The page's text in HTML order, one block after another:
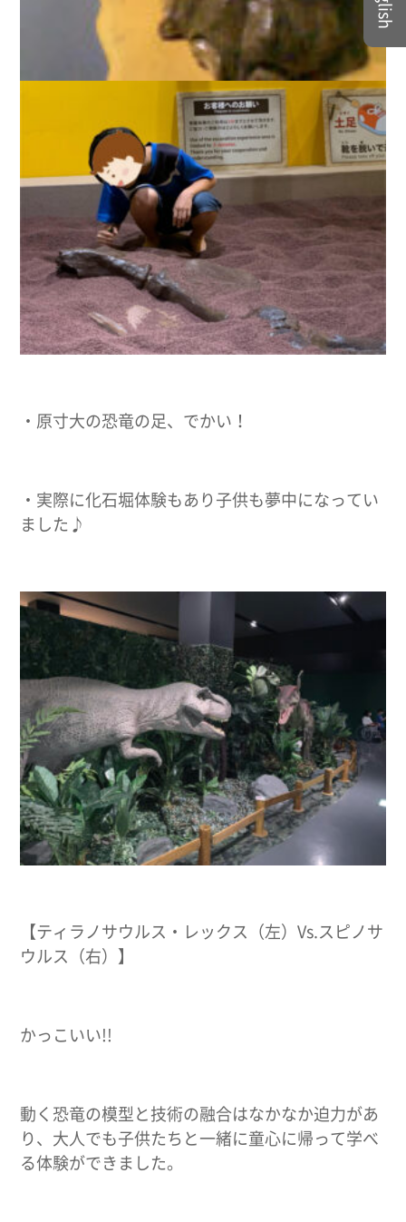
・原寸大の恐竜の足、でかい！
・実際に化石堀体験もあり子供も夢中になってい
ました♪
【ティラノサウルス・レックス（左）Vs.スピノサ
ウルス（右）】
かっこいい!!
動く恐竜の模型と技術の融合はなかなか迫力があ
り、大人でも子供たちと一緒に童心に帰って学べ
る体験ができました。